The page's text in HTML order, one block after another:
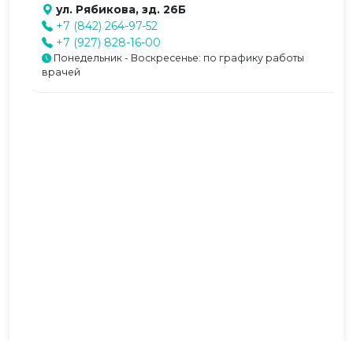
ул. Рябикова, зд. 26Б
+7 (842) 264-97-52
+7 (927) 828-16-00
Понедельник - Воскресенье: по графику работы
врачей